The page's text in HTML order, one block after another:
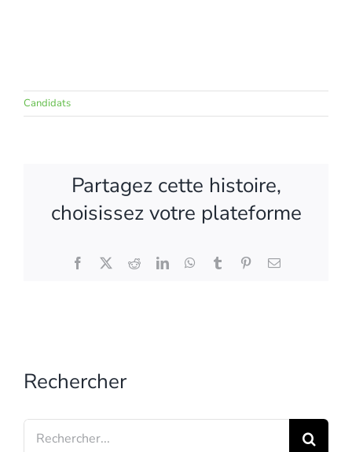
Candidats
Partagez cette histoire,
choisissez votre plateforme
Facebook RedditLinkedInWhatsApp
Tumblr PinterestEmail
Rechercher
Search